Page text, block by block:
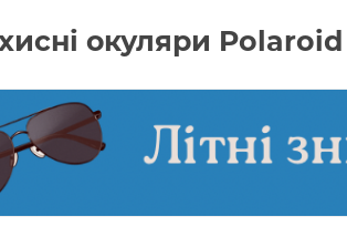
окуляри Polaroid